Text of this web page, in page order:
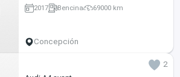
2017 Bencina 69000 km
Concepción
2